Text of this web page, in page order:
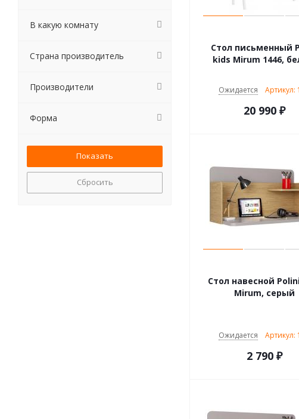
Стол письменный
kids Mirum 1446,
Ожидается Артикул:
20 990₽
Стол навесной
Mirum, серый
Ожидается Артикул:
2 790₽
В какую комнату
Страна производитель
Производители
Форма
Сбросить